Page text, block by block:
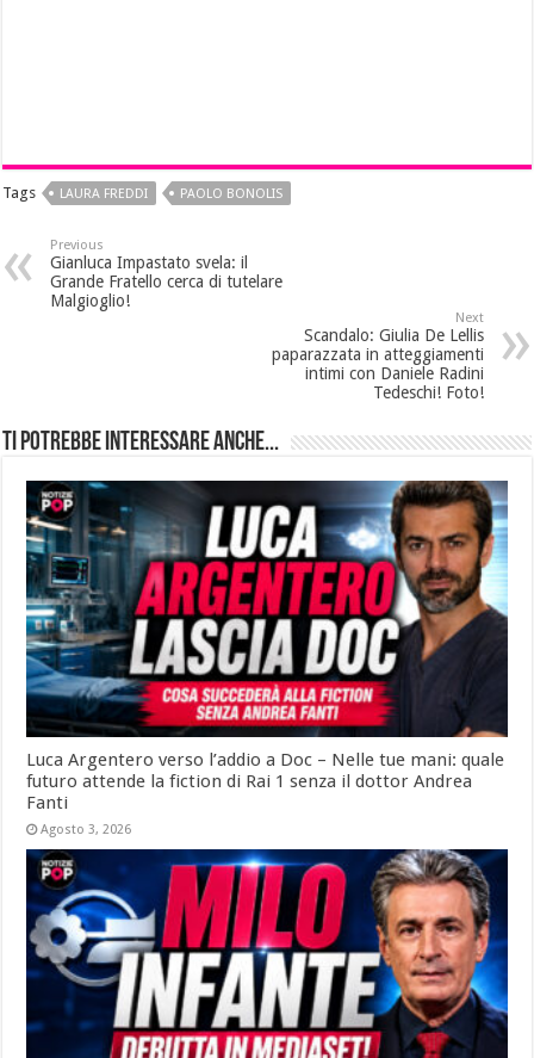
Tags LAURA FREDDI PAOLO BONOLIS
Previous
Gianluca Impastato svela: il
Grande Fratello cerca di tutelare
Malgioglio!
Next
Scandalo: Giulia De Lellis
paparazzata in atteggiamenti
intimi con Daniele Radini
Tedeschi! Foto!
Ti potrebbe interessare anche...
Luca Argentero verso l’addio a Doc – Nelle tue mani: quale
futuro attende la fiction di Rai 1 senza il dottor Andrea
Fanti
Agosto 3, 2026